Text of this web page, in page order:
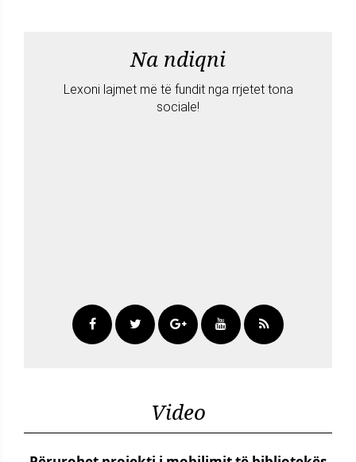
Na ndiqni
Lexoni lajmet më të fundit nga rrjetet tona
sociale!
Video